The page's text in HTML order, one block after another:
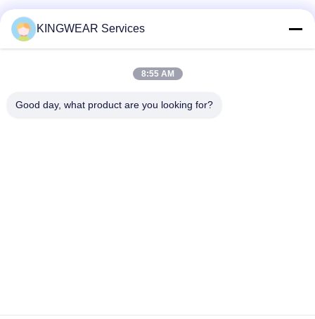
소셜 미디어
전화
KINGWEAR Services
8:55 AM
Good day, what product are you looking for?